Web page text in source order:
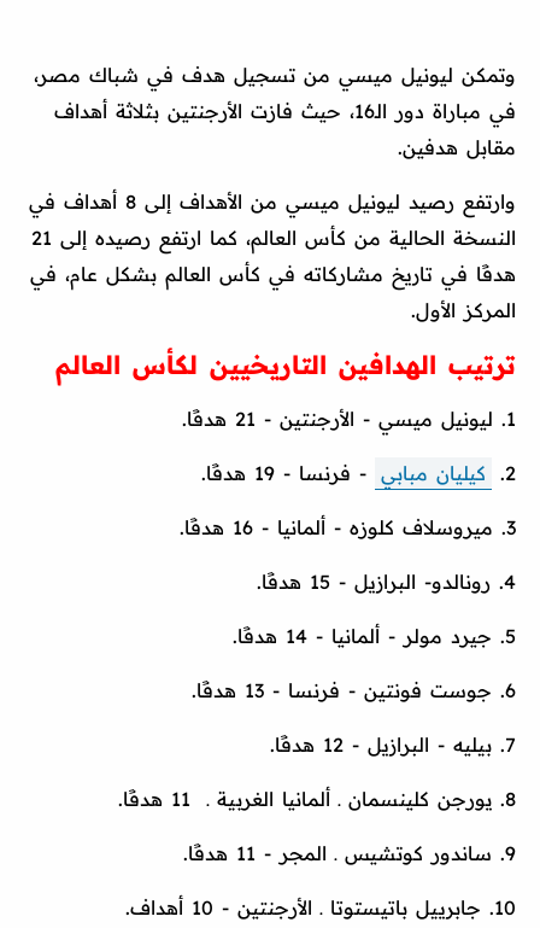
وتمكن ليونيل ميسي من تسجيل هدف في شباك مصر،
في مباراة دور الـ16، حيث فازت الأرجنتين بثلاثة أهداف
مقابل هدفين.
وارتفع رصيد ليونيل ميسي من الأهداف إلى 8 أهداف في
النسخة الحالية من كأس العالم، كما ارتفع رصيده إلى 21
هدفًا في تاريخ مشاركاته في كأس العالم بشكل عام، في
المركز الأول.
ترتيب الهدافين التاريخيين لكأس العالم
1. ليونيل ميسي - الأرجنتين - 21 هدفًا.
2. كيليان مبابي - فرنسا - 19 هدفًا.
3. ميروسلاف كلوزه - ألمانيا - 16 هدفًا.
4. رونالدو- البرازيل - 15 هدفًا.
5. جيرد مولر - ألمانيا - 14 هدفًا.
6. جوست فونتين - فرنسا - 13 هدفًا.
7. بيليه - البرازيل - 12 هدفًا.
8. يورجن كلينسمان ـ ألمانيا الغربية ـ 11 هدفًا.
9. ساندور كوتشيس ـ المجر - 11 هدفًا.
10. جابرييل باتيستوتا ـ الأرجنتين - 10 أهداف.